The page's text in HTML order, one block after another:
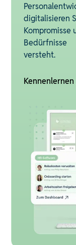
digitalisieren
Kompromisse
Bedürfnisse
versteht.
Kennenlernen